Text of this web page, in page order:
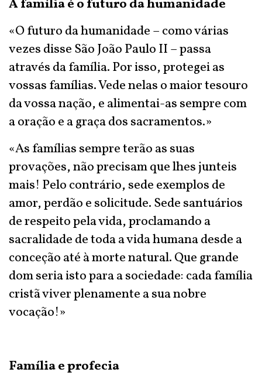
A família é o futuro da humanidade
«O futuro da humanidade – como várias
vezes disse São João Paulo II – passa
através da família. Por isso, protegei as
vossas famílias. Vede nelas o maior tesouro
da vossa nação, e alimentai-as sempre com
a oração e a graça dos sacramentos.»
«As famílias sempre terão as suas
provações, não precisam que lhes junteis
mais! Pelo contrário, sede exemplos de
amor, perdão e solicitude. Sede santuários
de respeito pela vida, proclamando a
sacralidade de toda a vida humana desde a
conceção até à morte natural. Que grande
dom seria isto para a sociedade: cada família
cristã viver plenamente a sua nobre
vocação!»
Família e profecia